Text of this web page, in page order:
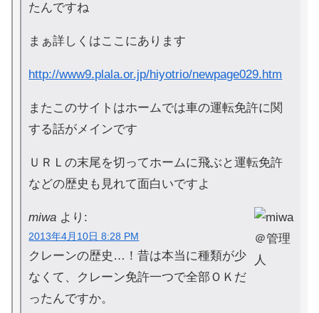
たんですね
まぁ詳しくはここにあります
http://www9.plala.or.jp/hiyotrio/newpage029.htm
またこのサイトはホームでは車の運転免許に関
する話がメインです
ＵＲＬの末尾を切ってホームに飛ぶと運転免許
などの歴史も見れて面白いですよ
miwa より:
2013年4月10日 8:28 PM
クレーンの歴史…！昔は本当に種類が少
なくて、クレーン免許一つで全部ＯＫだ
ったんですか。